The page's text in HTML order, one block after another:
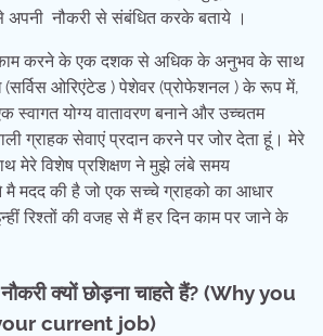
अपनी नौकरी से संबंधित करके बताये ।
काम करने के एक दशक से अधिक के अनुभव के साथ
ओरिएंटेड ) पेशेवर (प्रोफेशनल ) के रूप में,
स्वागत योग्य वातावरण बनाने और उच्चतम
ग्राहक सेवाएं प्रदान करने पर जोर देता हूं। मेरे
मेरे विशेष प्रशिक्षण ने मुझे लंबे समय
मै मदद की है जो एक सच्चे ग्राहको का आधार
रिश्तों की वजह से मैं हर दिन काम पर जाने के
क्यों छोड़ना चाहते हैं? (Why you
current job)